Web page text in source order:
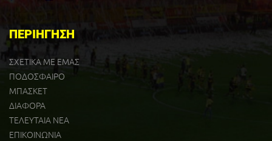
ΠΕΡΙΗΓΗΣΗ
ΣΧΕΤΙΚΑ ΜΕ ΕΜΑΣ
ΠΟΔΟΣΦΑΙΡΟ
ΜΠΑΣΚΕΤ
ΔΙΑΦΟΡΑ
ΤΕΛΕΥΤΑΙΑ ΝΕΑ
ΕΠΙΚΟΙΝΩΝΙΑ